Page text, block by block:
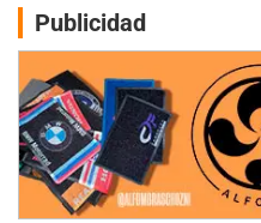
NORESTE SANTAFESINO - F6
Ciudad de Avellaneda (Asfalto)
Avellaneda (Santa Fe)
SUR SANTAFESINO - F4
José Samuel Sánchez (Tierra)
Rufino (Santa Fe)
TUCUMANO - F5
Juan Navarro (Asfalto)
Publicidad